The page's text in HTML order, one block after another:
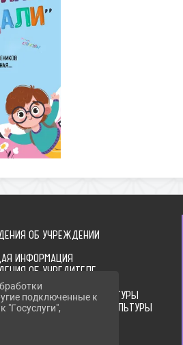
ОБ УЧРЕЖДЕНИИ
ИНФОРМАЦИЯ
ОБ УЧРЕДИТЕЛЕ
ДОКУМЕНТЫ
ОРГАНИЗАЦИИ КУЛЬТУРЫ
ОРГАНИЗАЦИИ КУЛЬТУРЫ
подключенные к
"Госуслуги",